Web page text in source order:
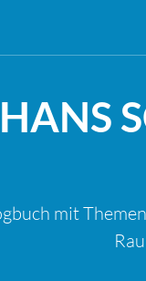
HANS
mit